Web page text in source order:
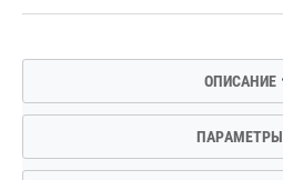
ОПИСАНИЕ
ПАРАМЕТРЫ